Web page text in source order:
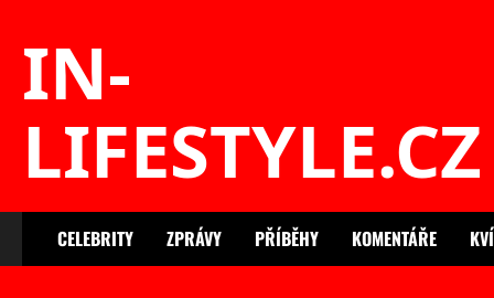
IN-
LIFESTYLE.CZ
CELEBRITY ZPRÁVY PŘÍBĚHY KOMENTÁŘE